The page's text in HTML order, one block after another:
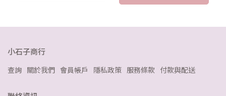
小石子商行
查詢 關於我們 會員帳戶 隱私政策 服務條款 付款與配送